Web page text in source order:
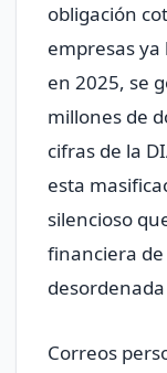
obligación
empresas
en 2025, se
millones de
cifras de la
esta
silencioso
financiera de
Correos